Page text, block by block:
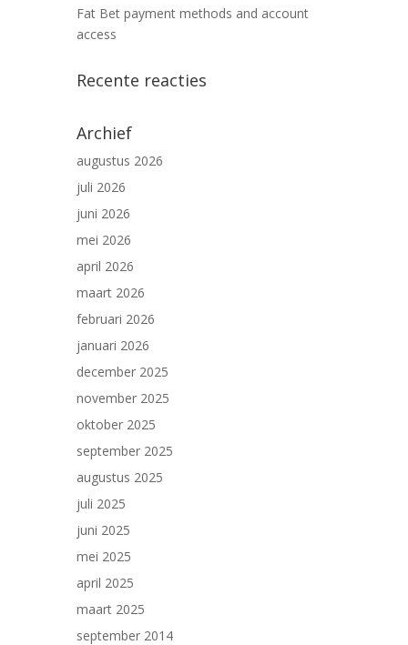
Fat Bet payment methods and account
access
Recente reacties
Archief
augustus 2026
juli 2026
juni 2026
mei 2026
april 2026
maart 2026
februari 2026
januari 2026
december 2025
november 2025
oktober 2025
september 2025
augustus 2025
juli 2025
juni 2025
mei 2025
april 2025
maart 2025
september 2014